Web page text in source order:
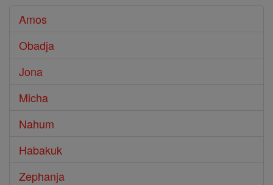
Amos
Obadja
Jona
Micha
Nahum
Habakuk
Zephanja